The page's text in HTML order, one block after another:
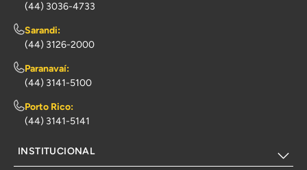
(44) 3036-4733
Sarandi:
(44) 3126-2000
Paranavaí:
(44) 3141-5100
Porto Rico:
(44) 3141-5141
INSTITUCIONAL